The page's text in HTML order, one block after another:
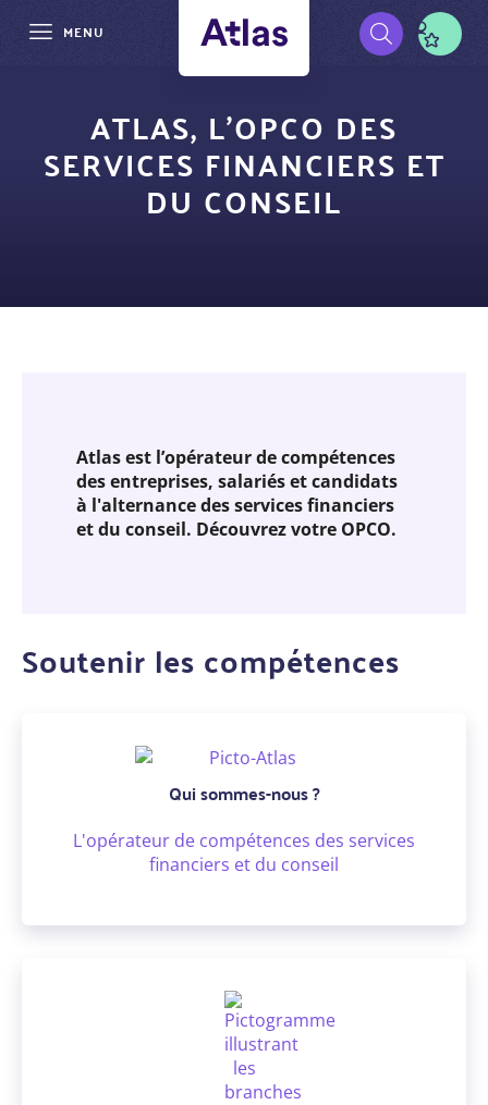
MENU
Pré-
navigation
ATLAS, L'OPCO DES
SERVICES FINANCIERS ET
DU CONSEIL
Atlas est l’opérateur de compétences
des entreprises, salariés et candidats
à l'alternance des services financiers
et du conseil. Découvrez votre OPCO.
Soutenir les compétences
Qui sommes-nous ?
L'opérateur de compétences des services
financiers et du conseil